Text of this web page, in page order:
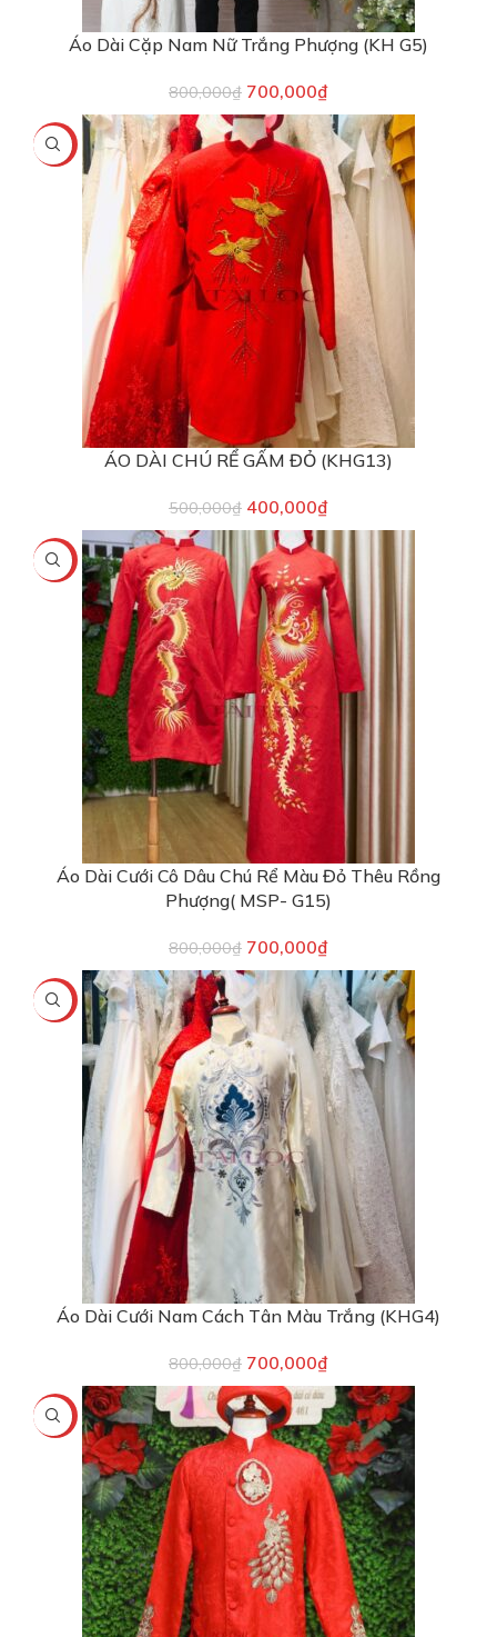
Áo Dài Cặp Nam Nữ Trắng Phượng (KH G5)
800,000₫ 700,000₫
-20%
ÁO DÀI CHÚ RỂ GẤM ĐỎ (KHG13)
500,000₫ 400,000₫
-13%
Áo Dài Cưới Cô Dâu Chú Rể Màu Đỏ Thêu Rồng
Phượng( MSP- G15)
800,000₫ 700,000₫
-13%
Áo Dài Cưới Nam Cách Tân Màu Trắng (KHG4)
800,000₫ 700,000₫
-20%